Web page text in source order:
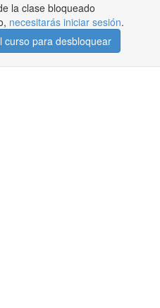
la clase bloqueado
necesitarás iniciar sesión.
curso para desbloquear